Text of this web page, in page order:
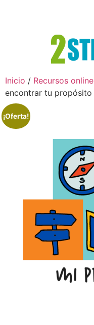
Inicio / Recursos online
encontrar tu propósito
¡Oferta!